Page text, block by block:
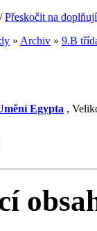
/Přeskočit na
» Archiv » 9.B
Egypta ,